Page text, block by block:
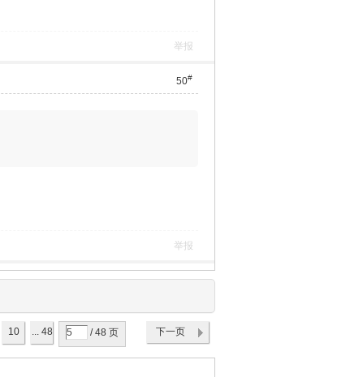
举报
50#
举报
10 ... 48 / 48 页 下一页